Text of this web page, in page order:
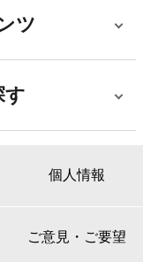
ツ
す
個人情報
ご意見・ご要望